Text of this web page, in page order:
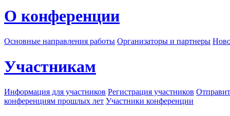
О конференции
Основные направления работы Организаторы и партнеры
Участникам
Информация для участников Регистрация участников
конференциям прошлых лет Участники конференции